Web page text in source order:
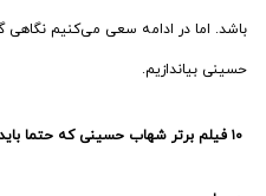
باشد. اما در ادامه سعی می‌کنیم نگاهی
حسینی بیاندازیم.